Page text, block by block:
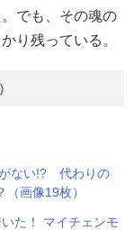
でも、その魂の
り残っている。
がない!? 代わりの
画像19枚）
た！ マイチェンモ